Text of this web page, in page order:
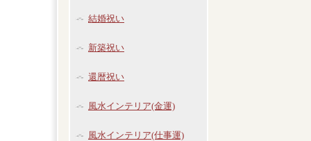
結婚祝い
新築祝い
還暦祝い
風水インテリア(金運)
風水インテリア(仕事運)